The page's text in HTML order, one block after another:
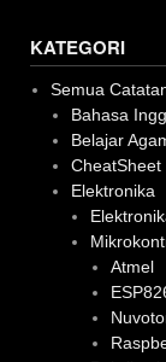
KATEGORI
Semua
Bahasa
Belajar
CheatSheet
Elektronika
Atmel